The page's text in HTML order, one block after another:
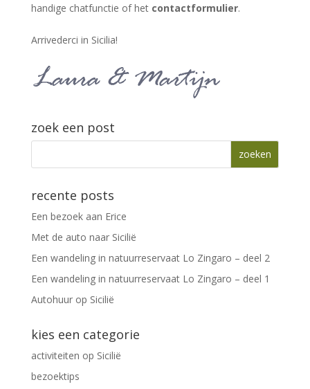
handige chatfunctie of het contactformulier.
Arrivederci in Sicilia!
zoek een post
recente posts
Een bezoek aan Erice
Met de auto naar Sicilië
Een wandeling in natuurreservaat Lo Zingaro – deel 2
Een wandeling in natuurreservaat Lo Zingaro – deel 1
Autohuur op Sicilië
kies een categorie
activiteiten op Sicilië
bezoektips